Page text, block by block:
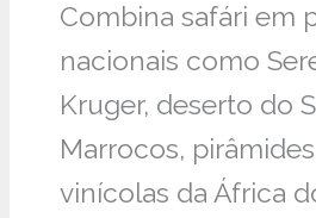
Combina safári em
nacionais como
Kruger, deserto do
Marrocos,
vinícolas da África